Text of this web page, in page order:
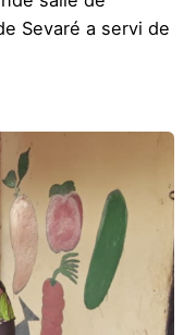
Sevaré a servi de